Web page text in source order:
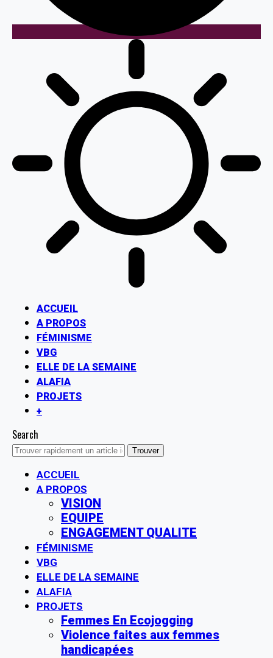
ACCUEIL
A PROPOS
FÉMINISME
VBG
ELLE DE LA SEMAINE
ALAFIA
PROJETS
+
Search
ACCUEIL
A PROPOS
VISION
EQUIPE
ENGAGEMENT QUALITE
FÉMINISME
VBG
ELLE DE LA SEMAINE
ALAFIA
PROJETS
Femmes En Ecojogging
Violence faites aux femmes
handicapées